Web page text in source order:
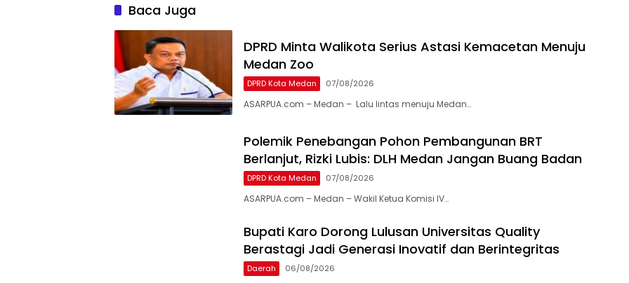
Baca Juga
DPRD Minta Walikota Serius Astasi Kemacetan Menuju
Medan Zoo
DPRD Kota Medan 07/08/2026
ASARPUA.com – Medan – Lalu lintas menuju Medan…
Polemik Penebangan Pohon Pembangunan BRT
Berlanjut, Rizki Lubis: DLH Medan Jangan Buang Badan
DPRD Kota Medan 07/08/2026
ASARPUA.com – Medan – Wakil Ketua Komisi IV…
Bupati Karo Dorong Lulusan Universitas Quality
Berastagi Jadi Generasi Inovatif dan Berintegritas
Daerah 06/08/2026